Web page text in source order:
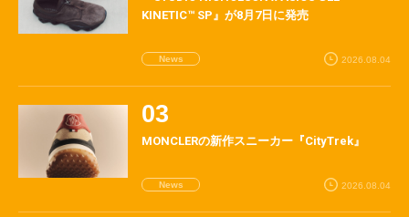
KINETIC™ SP』が8月7日に発売
News 2026.08.04
MONCLERの新作スニーカー『CityTrek』
News 2026.08.04